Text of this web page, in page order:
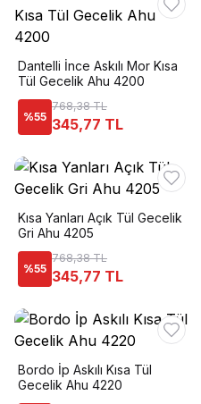
Dantelli İnce Askılı Mor Kısa
Tül Gecelik Ahu 4200
%55
768,38 TL
345,77 TL
Kısa Yanları Açık Tül Gecelik
Gri Ahu 4205
%55
768,38 TL
345,77 TL
Bordo İp Askılı Kısa Tül
Gecelik Ahu 4220